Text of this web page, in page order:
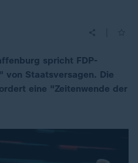
spricht FDP-
von Staatsversagen. Die
eine "Zeitenwende der